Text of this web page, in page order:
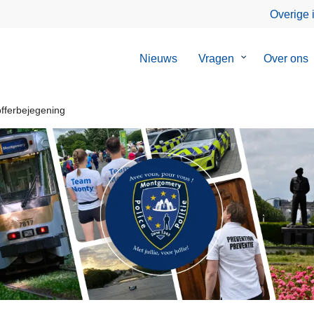
Overige
Nieuws Vragen
SubmenuOver ons